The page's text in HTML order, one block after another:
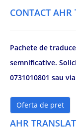
CONTACT AHR
Pachete de
semnificative.
0731010801 sau
Oferta de pret
AHR